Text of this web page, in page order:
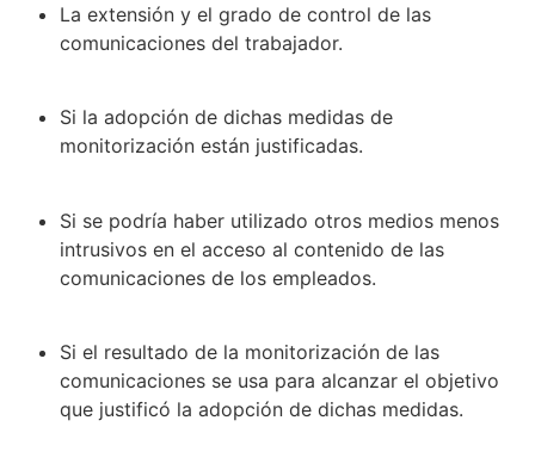
La extensión y el grado de control de las
comunicaciones del trabajador.
Si la adopción de dichas medidas de
monitorización están justificadas.
Si se podría haber utilizado otros medios menos
intrusivos en el acceso al contenido de las
comunicaciones de los empleados.
Si el resultado de la monitorización de las
comunicaciones se usa para alcanzar el objetivo
que justificó la adopción de dichas medidas.